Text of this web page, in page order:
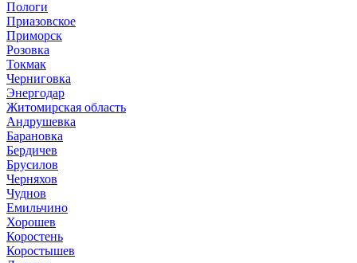
Пологи
Приазовское
Приморск
Розовка
Токмак
Черниговка
Энергодар
Житомирская область
Андрушевка
Барановка
Бердичев
Брусилов
Черняхов
Чуднов
Емильчино
Хорошев
Коростень
Коростышев